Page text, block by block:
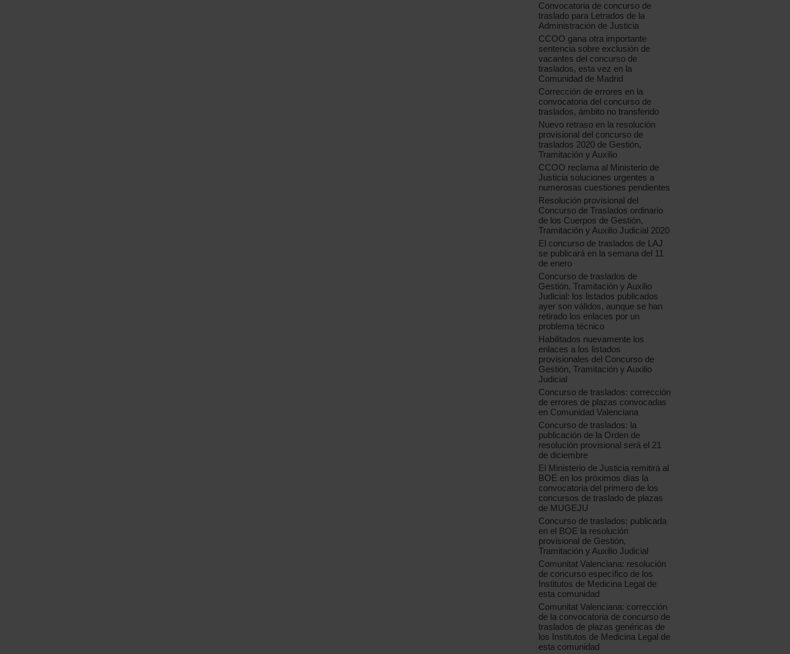
Convocatoria de concurso de
traslado para Letrados de la
Administración de Justicia
CCOO gana otra importante
sentencia sobre exclusión de
vacantes del concurso de
traslados, esta vez en la
Comunidad de Madrid
Corrección de errores en la
convocatoria del concurso de
traslados, ámbito no transferido
Nuevo retraso en la resolución
provisional del concurso de
traslados 2020 de Gestión,
Tramitación y Auxilio
CCOO reclama al Ministerio de
Justicia soluciones urgentes a
numerosas cuestiones pendientes
Resolución provisional del
Concurso de Traslados ordinario
de los Cuerpos de Gestión,
Tramitación y Auxilio Judicial 2020
El concurso de traslados de LAJ
se publicará en la semana del 11
de enero
Concurso de traslados de
Gestión, Tramitación y Auxilio
Judicial: los listados publicados
ayer son válidos, aunque se han
retirado los enlaces por un
problema técnico
Habilitados nuevamente los
enlaces a los listados
provisionales del Concurso de
Gestión, Tramitación y Auxilio
Judicial
Concurso de traslados: corrección
de errores de plazas convocadas
en Comunidad Valenciana
Concurso de traslados: la
publicación de la Orden de
resolución provisional será el 21
de diciembre
El Ministerio de Justicia remitirá al
BOE en los próximos días la
convocatoria del primero de los
concursos de traslado de plazas
de MUGEJU
Concurso de traslados: publicada
en el BOE la resolución
provisional de Gestión,
Tramitación y Auxilio Judicial
Comunitat Valenciana: resolución
de concurso específico de los
Institutos de Medicina Legal de
esta comunidad
Comunitat Valenciana: corrección
de la convocatoria de concurso de
traslados de plazas genéricas de
los Institutos de Medicina Legal de
esta comunidad